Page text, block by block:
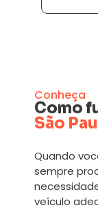
Conheça
Como
São
Quando
sempre
veículo